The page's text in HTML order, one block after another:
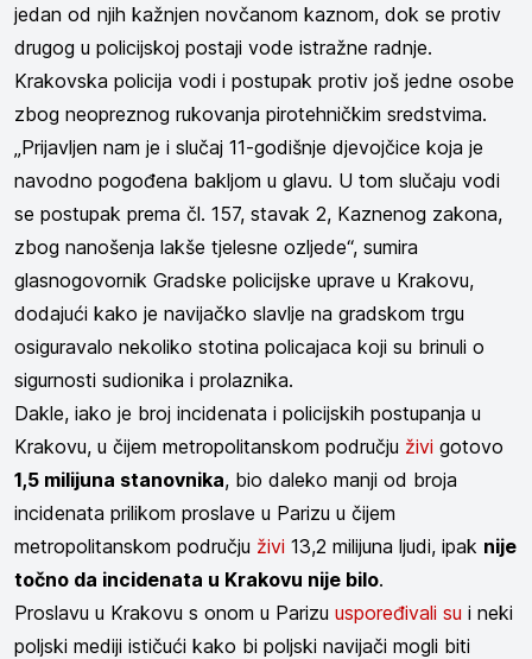
jedan od njih kažnjen novčanom kaznom, dok se protiv
drugog u policijskoj postaji vode istražne radnje.
Krakovska policija vodi i postupak protiv još jedne osobe
zbog neopreznog rukovanja pirotehničkim sredstvima.
„Prijavljen nam je i slučaj 11-godišnje djevojčice koja je
navodno pogođena bakljom u glavu. U tom slučaju vodi
se postupak prema čl. 157, stavak 2, Kaznenog zakona,
zbog nanošenja lakše tjelesne ozljede“, sumira
glasnogovornik Gradske policijske uprave u Krakovu,
dodajući kako je navijačko slavlje na gradskom trgu
osiguravalo nekoliko stotina policajaca koji su brinuli o
sigurnosti sudionika i prolaznika.
Dakle, iako je broj incidenata i policijskih postupanja u
Krakovu, u čijem metropolitanskom području živi gotovo
1,5 milijuna stanovnika, bio daleko manji od broja
incidenata prilikom proslave u Parizu u čijem
metropolitanskom području živi 13,2 milijuna ljudi, ipak nije
točno da incidenata u Krakovu nije bilo.
Proslavu u Krakovu s onom u Parizu uspoređivali su i neki
poljski mediji ističući kako bi poljski navijači mogli biti